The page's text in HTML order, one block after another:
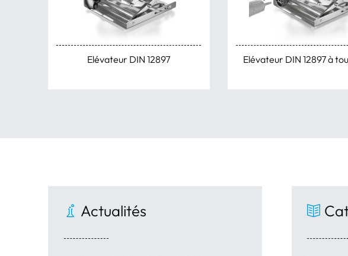
Elévateur DIN 12897 Elévateur DIN 12897 à
Actualités